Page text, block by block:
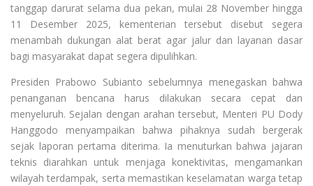
tanggap darurat selama dua pekan, mulai 28 November hingga
11 Desember 2025, kementerian tersebut disebut segera
menambah dukungan alat berat agar jalur dan layanan dasar
bagi masyarakat dapat segera dipulihkan.
Presiden Prabowo Subianto sebelumnya menegaskan bahwa
penanganan bencana harus dilakukan secara cepat dan
menyeluruh. Sejalan dengan arahan tersebut, Menteri PU Dody
Hanggodo menyampaikan bahwa pihaknya sudah bergerak
sejak laporan pertama diterima. Ia menuturkan bahwa jajaran
teknis diarahkan untuk menjaga konektivitas, mengamankan
wilayah terdampak, serta memastikan keselamatan warga tetap